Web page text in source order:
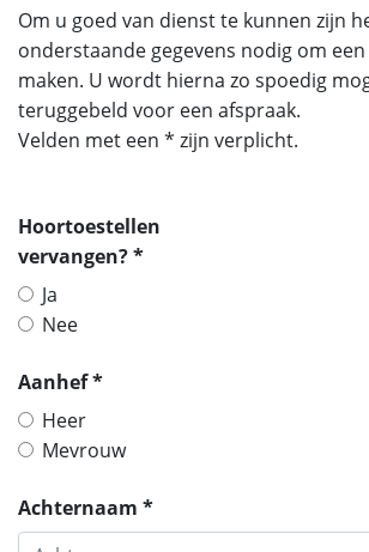
Om u goed van dienst te kunnen zijn
onderstaande gegevens nodig om
maken. U wordt hierna zo spoedig
teruggebeld voor een afspraak.
Velden met een * zijn verplicht.
Hoortoestellen
vervangen? *
Ja
Nee
Aanhef *
Heer
Mevrouw
Achternaam *